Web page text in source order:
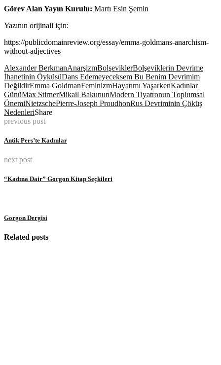
Görev Alan Yayın Kurulu: Martı Esin Şemin
Yazının orijinali için:
https://publicdomainreview.org/essay/emma-goldmans-anarchism-
without-adjectives
Alexander BerkmanAnarşizmBolşeviklerBolşeviklerin Devrime
İhanetinin ÖyküsüDans Edemeyeceksem Bu Benim Devrimim
DeğildirEmma GoldmanFeminizmHayatımı YaşarkenKadınlar
GünüMax StirnerMikail BakununModern Tiyatronun Toplumsal
ÖnemiNietzschePierre-Joseph ProudhonRus Devriminin Çöküş
NedenleriShare
previous post
Antik Pers’te Kadınlar
next post
“Kadına Dair” Gorgon Kitap Seçkileri
Gorgon Dergisi
Related posts